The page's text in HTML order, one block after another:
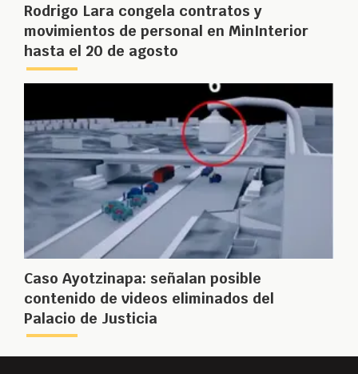
Rodrigo Lara congela contratos y
movimientos de personal en MinInterior
hasta el 20 de agosto
Caso Ayotzinapa: señalan posible
contenido de videos eliminados del
Palacio de Justicia